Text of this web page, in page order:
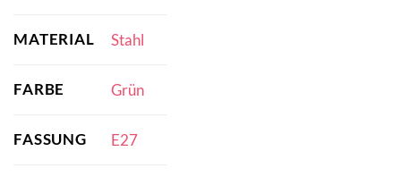
MATERIAL Stahl
FARBE Grün
FASSUNG E27